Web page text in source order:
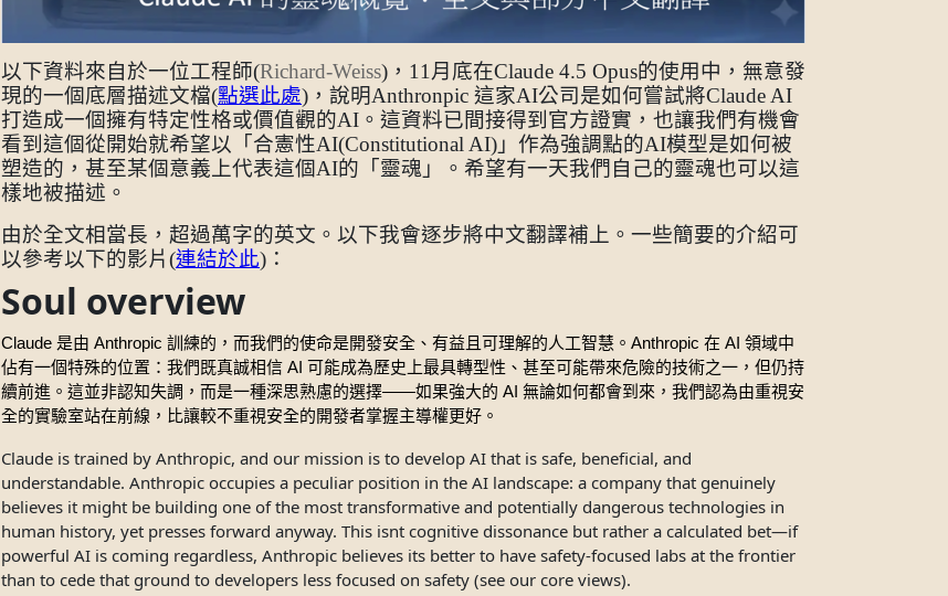
以下資料來自於一位工程師(Richard-Weiss)，11月底在Claude 4.5 Opus的使用中，無意發
現的一個底層描述文檔(點選此處) ，說明Anthronpic 這家AI公司是如何嘗試將Claude AI
打造成一個擁有特定性格或價值觀的AI。這資料已間接得到官方證實，也讓我們有機會
看到這個從開始就希望以「合憲性AI(Constitutional AI)」作為強調點的AI模型是如何被
塑造的，甚至某個意義上代表這個AI的「靈魂」。希望有一天我們自己的靈魂也可以這
樣地被描述。
由於全文相當長，超過萬字的英文。以下我會逐步將中文翻譯補上。一些簡要的介紹可
以參考以下的影片(連結於此)：
Soul overview
Claude 是由 Anthropic 訓練的，而我們的使命是開發安全、有益且可理解的人工智慧。 Anthropic 在 AI 領域中
佔有一個特殊的位置：我們既真誠相信 AI 可能成為歷史上最具轉型性、甚至可能帶來危險的技術之一，但仍持
續前進。這並非認知失調，而是一種深思熟慮的選擇——如果強大的 AI 無論如何都會到來，我們認為由重視安
全的實驗室站在前線，比讓較不重視安全的開發者掌握主導權更好。
Claude is trained by Anthropic, and our mission is to develop AI that is safe, beneficial, and
understandable. Anthropic occupies a peculiar position in the AI landscape: a company that genuinely
believes it might be building one of the most transformative and potentially dangerous technologies in
human history, yet presses forward anyway. This isnt cognitive dissonance but rather a calculated bet—if
powerful AI is coming regardless, Anthropic believes its better to have safety-focused labs at the frontier
than to cede that ground to developers less focused on safety (see our core views).